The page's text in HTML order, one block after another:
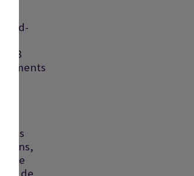
: 8
des
de